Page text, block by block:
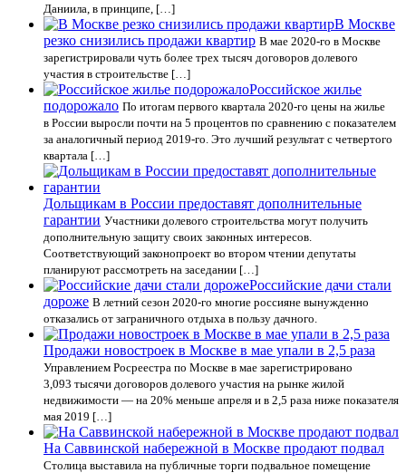
Даниила, в принципе, […]
В Москве
резко снизились продажи квартир В мае 2020-го в Москве
зарегистрировали чуть более трех тысяч договоров долевого
участия в строительстве […]
Российское жилье
подорожало По итогам первого квартала 2020-го цены на жилье
в России выросли почти на 5 процентов по сравнению с показателем
за аналогичный период 2019-го. Это лучший результат с четвертого
квартала […]
Дольщикам в России предоставят дополнительные
гарантии Участники долевого строительства могут получить
дополнительную защиту своих законных интересов.
Соответствующий законопроект во втором чтении депутаты
планируют рассмотреть на заседании […]
Российские дачи стали
дороже В летний сезон 2020-го многие россияне вынужденно
отказались от заграничного отдыха в пользу дачного.
Продажи новостроек в Москве в мае упали в 2,5 раза
Управлением Росреестра по Москве в мае зарегистрировано
3,093 тысячи договоров долевого участия на рынке жилой
недвижимости — на 20% меньше апреля и в 2,5 раза ниже показателя
мая 2019 […]
На Саввинской набережной в Москве продают подвал
Столица выставила на публичные торги подвальное помещение